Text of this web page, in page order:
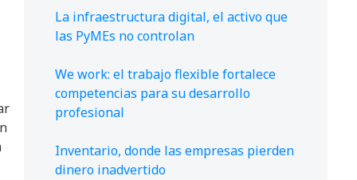
La infraestructura digital, el activo que
las PyMEs no controlan
We work: el trabajo flexible fortalece
competencias para su desarrollo
profesional
Inventario, donde las empresas pierden
dinero inadvertido